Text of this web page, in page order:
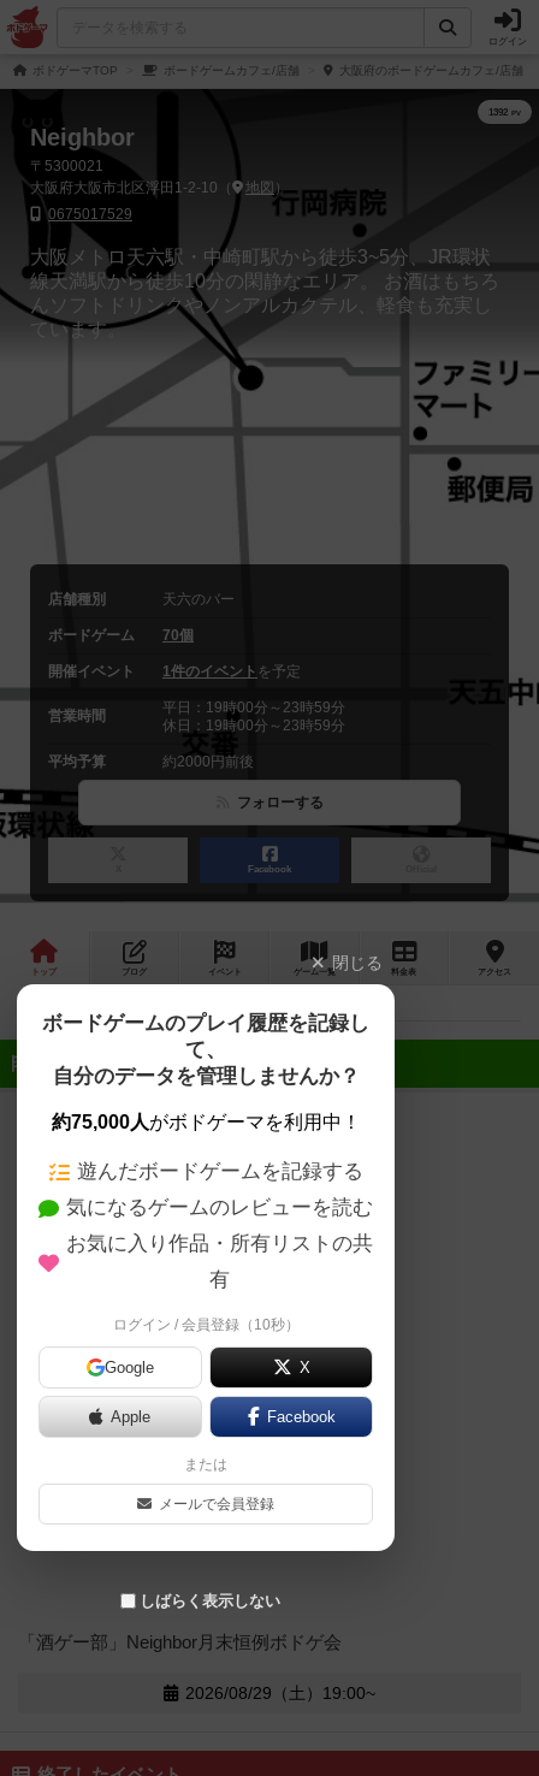
ログイン
ボドゲーマTOP ボードゲームカフェ/店舗 大阪府のボードゲームカフェ/店舗
Neighbor
〒5300021
大阪府大阪市北区浮田1-2-10（
地図 ）
0675017529
大阪メトロ天六駅・中崎町駅から徒歩3~5分、JR環状
線天満駅から徒歩10分の閑静なエリア。 お酒はもちろ
んソフトドリンクやノンアルカクテル、軽食も充実し
ています。
店舗種別 天六のバー
ボードゲーム 70個
開催イベント 1件のイベント を予定
営業時間
平日：19時00分～23時59分
休日：19時00分～23時59分
平均予算 約2000円前後
フォローする
Facebook
トップ ブログ イベント ゲーム一覧 料金 表 アクセス
近日開催予定のイベント
「酒ゲー部」Neighbor月末恒例ボドゲ会
2026/08/29（土）19:00~
閉じる
ボードゲームのプレイ履歴を記録し
て、
自分のデータを管理しませんか？
約75,000人がボドゲーマを利用中！
遊んだボードゲームを記録する
気になるゲームのレビューを読む
お気に入り作品・所有リストの共
有
ログイン / 会員登録（10秒）
Google X
Apple Facebook
または
メールで会員登録
しばらく表示しない